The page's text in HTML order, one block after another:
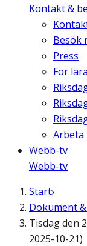
Kontakt &
Besök
Press
För
Arbeta
Webb-tv
Webb-tv
Start
Dokument
Tisdag den
2025-10-21)